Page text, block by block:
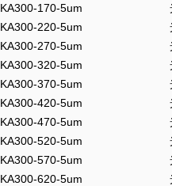
KA300-170-5um
KA300-220-5um
KA300-270-5um
KA300-320-5um
KA300-370-5um
KA300-420-5um
KA300-470-5um
KA300-520-5um
KA300-570-5um
KA300-620-5um